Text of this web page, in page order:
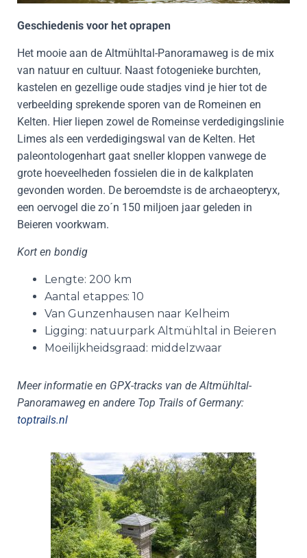
Geschiedenis voor het oprapen
Het mooie aan de Altmühltal-Panoramaweg is de mix
van natuur en cultuur. Naast fotogenieke burchten,
kastelen en gezellige oude stadjes vind je hier tot de
verbeelding sprekende sporen van de Romeinen en
Kelten. Hier liepen zowel de Romeinse verdedigingslinie
Limes als een verdedigingswal van de Kelten. Het
paleontologenhart gaat sneller kloppen vanwege de
grote hoeveelheden fossielen die in de kalkplaten
gevonden worden. De beroemdste is de archaeopteryx,
een oervogel die zo´n 150 miljoen jaar geleden in
Beieren voorkwam.
Kort en bondig
Lengte: 200 km
Aantal etappes: 10
Van Gunzenhausen naar Kelheim
Ligging: natuurpark Altmühltal in Beieren
Moeilijkheidsgraad: middelzwaar
Meer informatie en GPX-tracks van de Altmühltal-
Panoramaweg en andere Top Trails of Germany:
toptrails.nl